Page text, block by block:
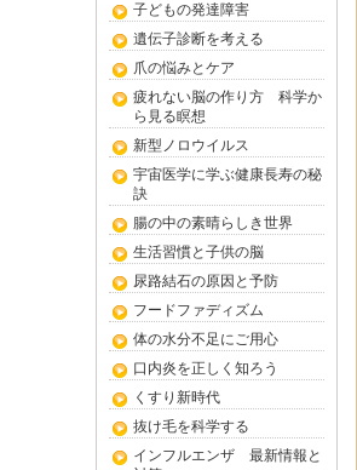
子どもの発達障害
遺伝子診断を考える
爪の悩みとケア
疲れない脳の作り方 科学か
ら見る瞑想
新型ノロウイルス
宇宙医学に学ぶ健康長寿の秘
訣
腸の中の素晴らしき世界
生活習慣と子供の脳
尿路結石の原因と予防
フードファディズム
体の水分不足にご用心
口内炎を正しく知ろう
くすり新時代
抜け毛を科学する
インフルエンザ 最新情報と